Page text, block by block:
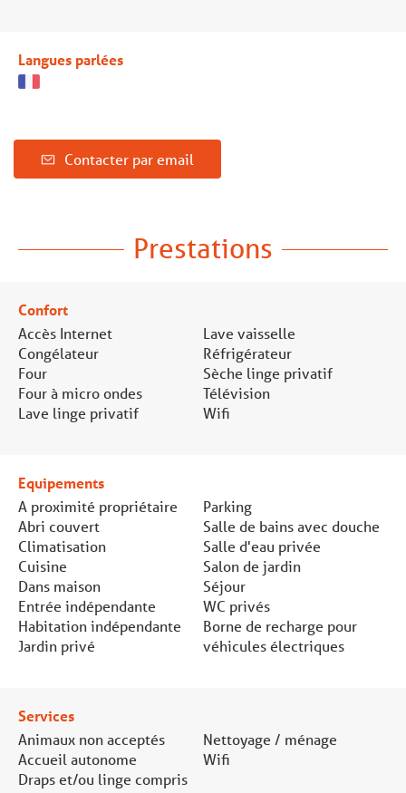
Langues parlées
Contacter par email
Prestations
Confort
Accès Internet
Congélateur
Four
Four à micro ondes
Lave linge privatif
Lave vaisselle
Réfrigérateur
Sèche linge privatif
Télévision
Wifi
Equipements
A proximité propriétaire
Abri couvert
Climatisation
Cuisine
Dans maison
Entrée indépendante
Habitation indépendante
Jardin privé
Parking
Salle de bains avec douche
Salle d'eau privée
Salon de jardin
Séjour
WC privés
Borne de recharge pour
véhicules électriques
Services
Animaux non acceptés
Accueil autonome
Draps et/ou linge compris
Nettoyage / ménage
Wifi